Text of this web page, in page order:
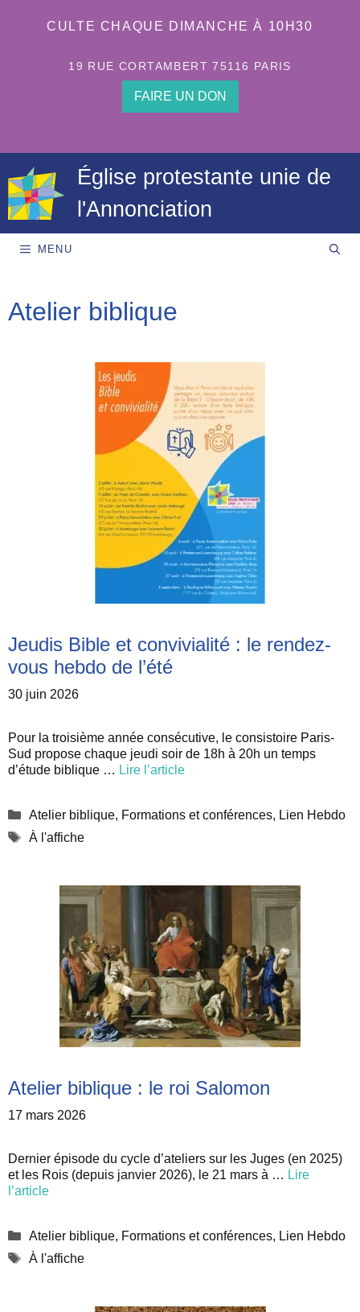
CULTE CHAQUE DIMANCHE À 10H30
19 RUE CORTAMBERT 75116 PARIS
FAIRE UN DON
Église protestante unie de
l'Annonciation
MENU
Atelier biblique
Jeudis Bible et convivialité : le rendez-
vous hebdo de l’été
30 juin 2026
Pour la troisième année consécutive, le consistoire Paris-
Sud propose chaque jeudi soir de 18h à 20h un temps
d’étude biblique … Lire l’article
Catégories
Atelier biblique, Formations et conférences, Lien Hebdo
Étiquettes
À l'affiche
Atelier biblique : le roi Salomon
17 mars 2026
Dernier épisode du cycle d’ateliers sur les Juges (en 2025)
et les Rois (depuis janvier 2026), le 21 mars à … Lire
l’article
Catégories
Atelier biblique, Formations et conférences, Lien Hebdo
Étiquettes
À l'affiche